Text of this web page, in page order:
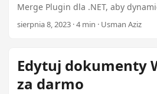
Merge Plugin dla .NET, aby
dokumenty Word z szablonów za
sierpnia 8, 2023 · 4 min · Usman Aziz
Edytuj dokumenty
za darmo